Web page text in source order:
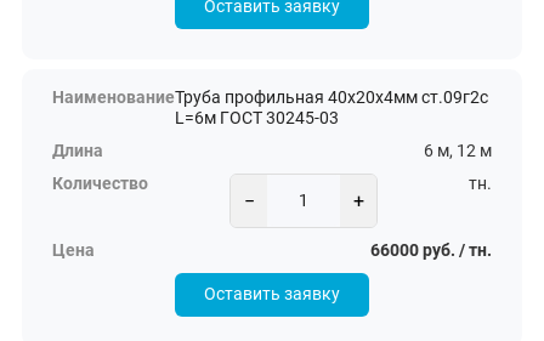
Оставить заявку
Труба профильная 40х20х4мм ст.09г2с
L=6м ГОСТ 30245-03
6 м, 12 м
− +
тн.
66000 руб. / тн.
Оставить заявку